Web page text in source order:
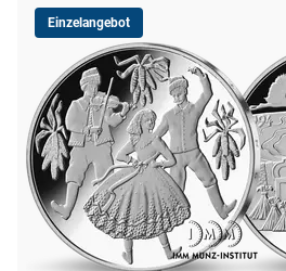
Einzelangebot